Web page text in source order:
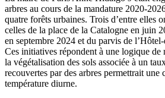
arbres au cours de la mandature 2020-
quatre forêts urbaines. Trois d’entre elles
celles de la place de la Catalogne en juin
en septembre 2024 et du parvis de
Ces initiatives répondent à une logique de
la végétalisation des sols associée à un
recouvertes par des arbres permettrait une
température diurne.